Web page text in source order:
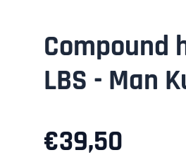
Compound
LBS - Man
€39,50